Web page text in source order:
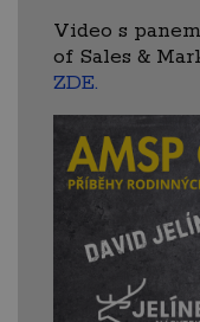
Video s
of Sales &
ZDE.